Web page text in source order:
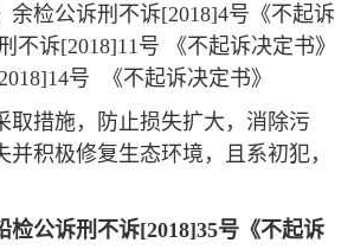
余检公诉刑不诉[2018]4号《不起诉
不诉[2018]11号 《不起诉决定书》
号 《不起诉决定书》
取措施，防止损失扩大，消除污
并积极修复生态环境，且系初犯，
检公诉刑不诉[2018]35号《不起诉